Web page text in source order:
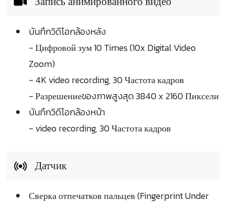
บันทึกวิดีโอกล้องหลัง
- Цифровой зум 10 Times (10x Digital Video
Zoom)
- 4K video recording, 30 Частота кадров
- Разрешениеของภาพสูงสุด 3840 x 2160 Пиксели
บันทึกวิดีโอกล้องหน้า
- video recording, 30 Частота кадров
Датчик
Сверка отпечатков пальцев (Fingerprint Under